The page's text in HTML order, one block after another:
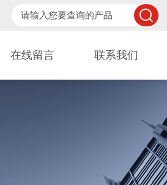
在线留言 联系我们